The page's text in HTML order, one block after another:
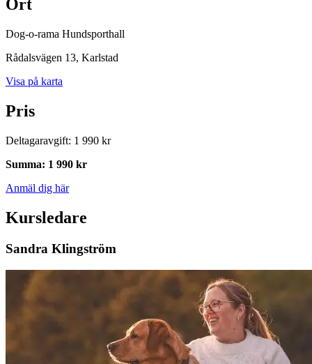
Ort
Dog-o-rama Hundsporthall
Rådalsvägen 13, Karlstad
Visa på karta
Pris
Deltagaravgift: 1 990 kr
Summa: 1 990 kr
Anmäl dig här
Kursledare
Sandra Klingström